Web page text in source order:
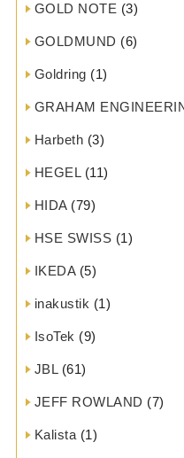
GOLD NOTE (3)
GOLDMUND (6)
Goldring (1)
GRAHAM
Harbeth (3)
HEGEL(11)
HIDA(79)
HSE SWISS (1)
IKEDA(5)
inakustik (1)
IsoTek (9)
JBL(61)
JEFF ROWLAND (7)
Kalista (1)